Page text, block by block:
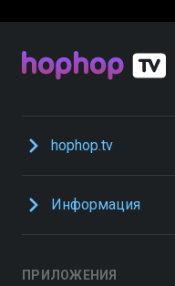
hophop.tv
Информация
ПРИЛОЖЕНИЯ